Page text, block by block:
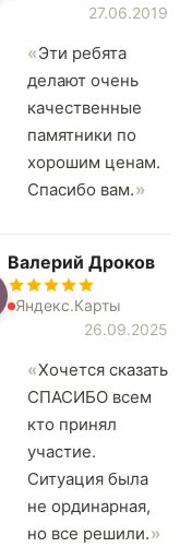
27.06.2019
Эти ребята
делают очень
качественные
памятники по
хорошим ценам.
Спасибо вам.
Валерий Дроков
Яндекс.Карты
26.09.2025
Хочется сказать
СПАСИБО всем
кто принял
участие.
Ситуация была
не ординарная,
но все решили.